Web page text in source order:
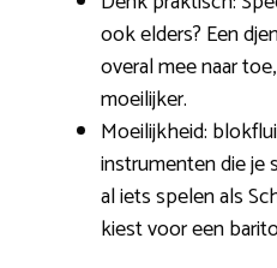
ook elders? Een
overal mee naar
moeilijker.
Moeilijkheid:
instrumenten die je
al iets spelen als
kiest voor een